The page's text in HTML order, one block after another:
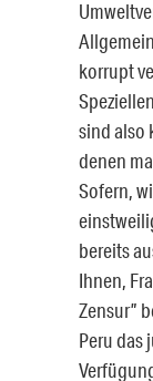
korrupt
sind also
denen
Sofern,
bereits
Ihnen,
Zensur”
Peru das